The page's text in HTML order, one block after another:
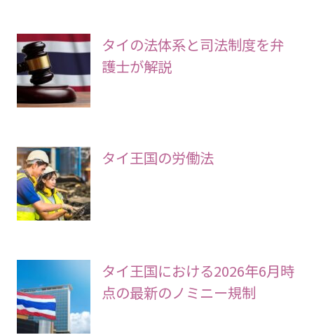
タイの法体系と司法制度を弁
護士が解説
タイ王国の労働法
タイ王国における2026年6月時
点の最新のノミニー規制